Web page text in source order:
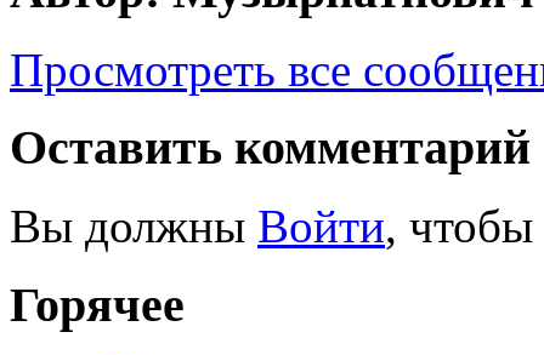
Просмотреть все
Оставить комментарий
Вы должны Войти, чтобы
Горячее